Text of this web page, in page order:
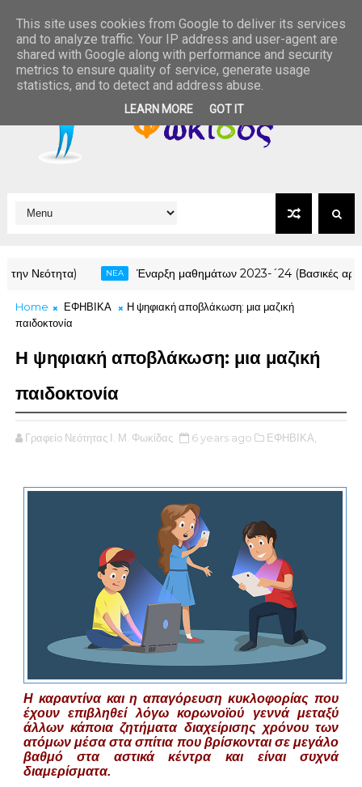
NEA Έναρξη μαθημάτων 2023-´24 (Βασικές αρχές - 1η
Home ΕΦΗΒΙΚΑ
Η ψηφιακή αποβλάκωση: μια μαζική
παιδοκτονία
Η ψηφιακή αποβλάκωση: μια μαζική
παιδοκτονία
Γραφείο Νεότητας Ι. Μ. Φωκίδας 6 years ago ΕΦΗΒΙΚΑ,
Η καραντίνα και η απαγόρευση κυκλοφορίας που
έχουν επιβληθεί λόγω κορωνοϊού γεννά μεταξύ
άλλων κάποια ζητήματα διαχείρισης χρόνου των
ατόμων μέσα στα σπίτια που βρίσκονται σε μεγάλο
βαθμό στα αστικά κέντρα και είναι συχνά
διαμερίσματα.
This site uses cookies from Google to deliver its services
and to analyze traffic. Your IP address and user-agent are
shared with Google along with performance and security
metrics to ensure quality of service, generate usage
statistics, and to detect and address abuse.
LEARN MORE GOT IT